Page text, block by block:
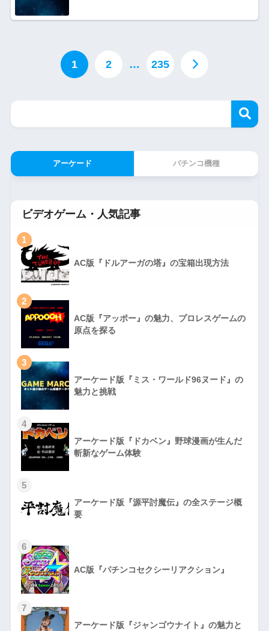
1 2 … 235
アーケード パチンコ機種
ビデオゲーム・人気記事
1
AC版『ドルアーガの塔』の宝箱出現方法
2
AC版『アッポー』の魅力、プロレスゲームの
原点を探る
3
アーケード版『ミス・ワールド96ヌード』の
魅力と挑戦
4
アーケード版『ドカベン』野球漫画が生んだ
斬新なゲーム体験
5
アーケード版『源平討魔伝』の全ステージ概
要
6
AC版『パチンコセクシーリアクション』
7
アーケード版『ジャンゴウナイト』の魅力と